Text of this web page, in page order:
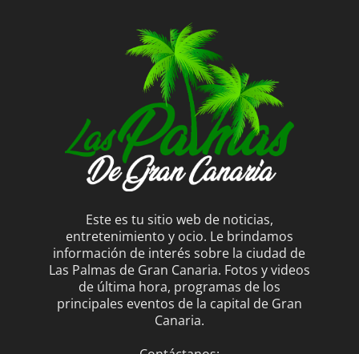
Este es tu sitio web de noticias,
entretenimiento y ocio. Le brindamos
información de interés sobre la ciudad de
Las Palmas de Gran Canaria. Fotos y videos
de última hora, programas de los
principales eventos de la capital de Gran
Canaria.